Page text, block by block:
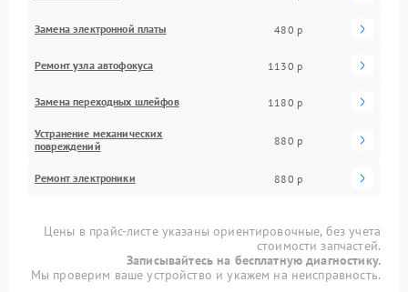
Замена электронной платы 480 р
Ремонт узла автофокуса 1130 р
Замена переходных шлейфов 1180 р
Устранение механических
повреждений
880 р
Ремонт электроники 880 р
Цены в прайс-листе указаны ориентировочные, без учета
стоимости запчастей.
Записывайтесь на бесплатную диагностику.
Мы проверим ваше устройство и укажем на неисправность.